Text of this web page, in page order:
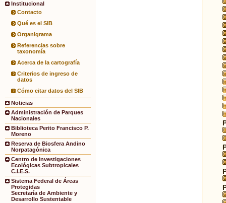
Institucional
Contacto
Qué es el SIB
Organigrama
Referencias sobre
taxonomía
Acerca de la cartografía
Criterios de ingreso de
datos
Cómo citar datos del SIB
Noticias
Administración de Parques
Nacionales
Biblioteca Perito Francisco P.
Moreno
Reserva de Biosfera Andino
Norpatagónica
Centro de Investigaciones
Ecológicas Subtropicales
C.I.E.S.
Sistema Federal de Áreas
Protegidas
Secretaría de Ambiente y
Desarrollo Sustentable